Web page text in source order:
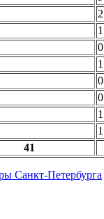
2
1
0
1
0
0
1
1
41
Санкт-Петербурга